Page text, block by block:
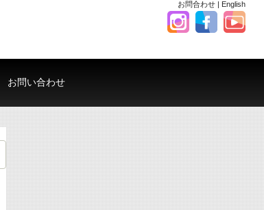
お問合わせ | English
お問い合わせ